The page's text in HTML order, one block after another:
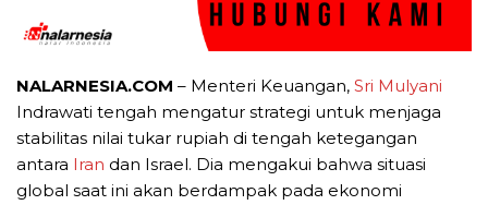
NALARNESIA.COM – Menteri Keuangan, Sri Mulyani
Indrawati tengah mengatur strategi untuk menjaga
stabilitas nilai tukar rupiah di tengah ketegangan
antara Iran dan Israel. Dia mengakui bahwa situasi
global saat ini akan berdampak pada ekonomi